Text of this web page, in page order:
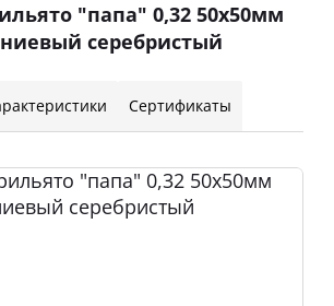
"папа" 0,32 50х50мм
серебристый
Сертификаты